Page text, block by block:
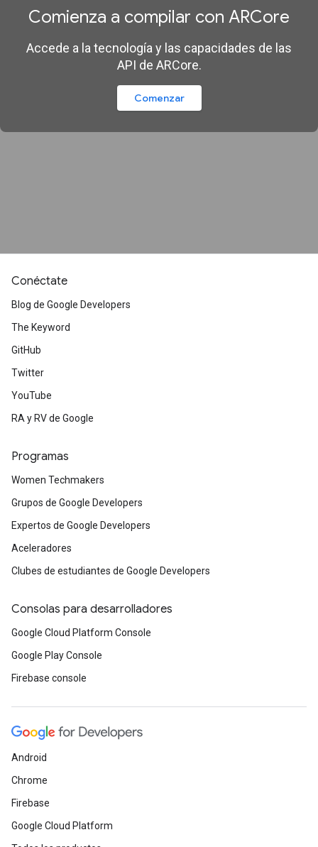
Comienza a compilar con ARCore
Accede a la tecnología y las capacidades de las
API de ARCore.
Comenzar
Conéctate
Blog de Google Developers
The Keyword
GitHub
Twitter
YouTube
RA y RV de Google
Programas
Women Techmakers
Grupos de Google Developers
Expertos de Google Developers
Aceleradores
Clubes de estudiantes de Google Developers
Consolas para desarrolladores
Google Cloud Platform Console
Google Play Console
Firebase console
Android
Chrome
Firebase
Google Cloud Platform